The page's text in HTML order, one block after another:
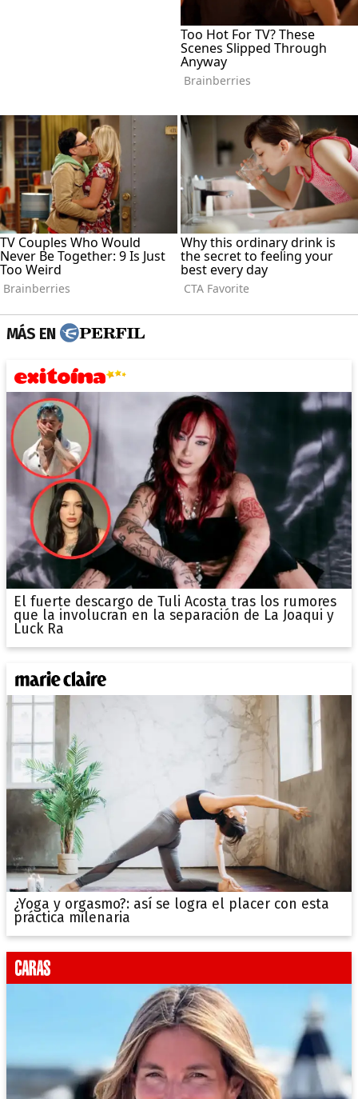
MÁS EN
El fuerte descargo de Tuli Acosta tras los rumores
que la involucran en la separación de La Joaqui y
Luck Ra
¿Yoga y orgasmo?: así se logra el placer con esta
práctica milenaria